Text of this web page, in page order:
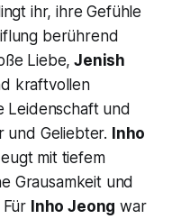
ihr, ihre Gefühle
berührend
Liebe, Jenish
kraftvollen
Leidenschaft und
und Geliebter. Inho
mit tiefem
Grausamkeit und
Inho Jeong war